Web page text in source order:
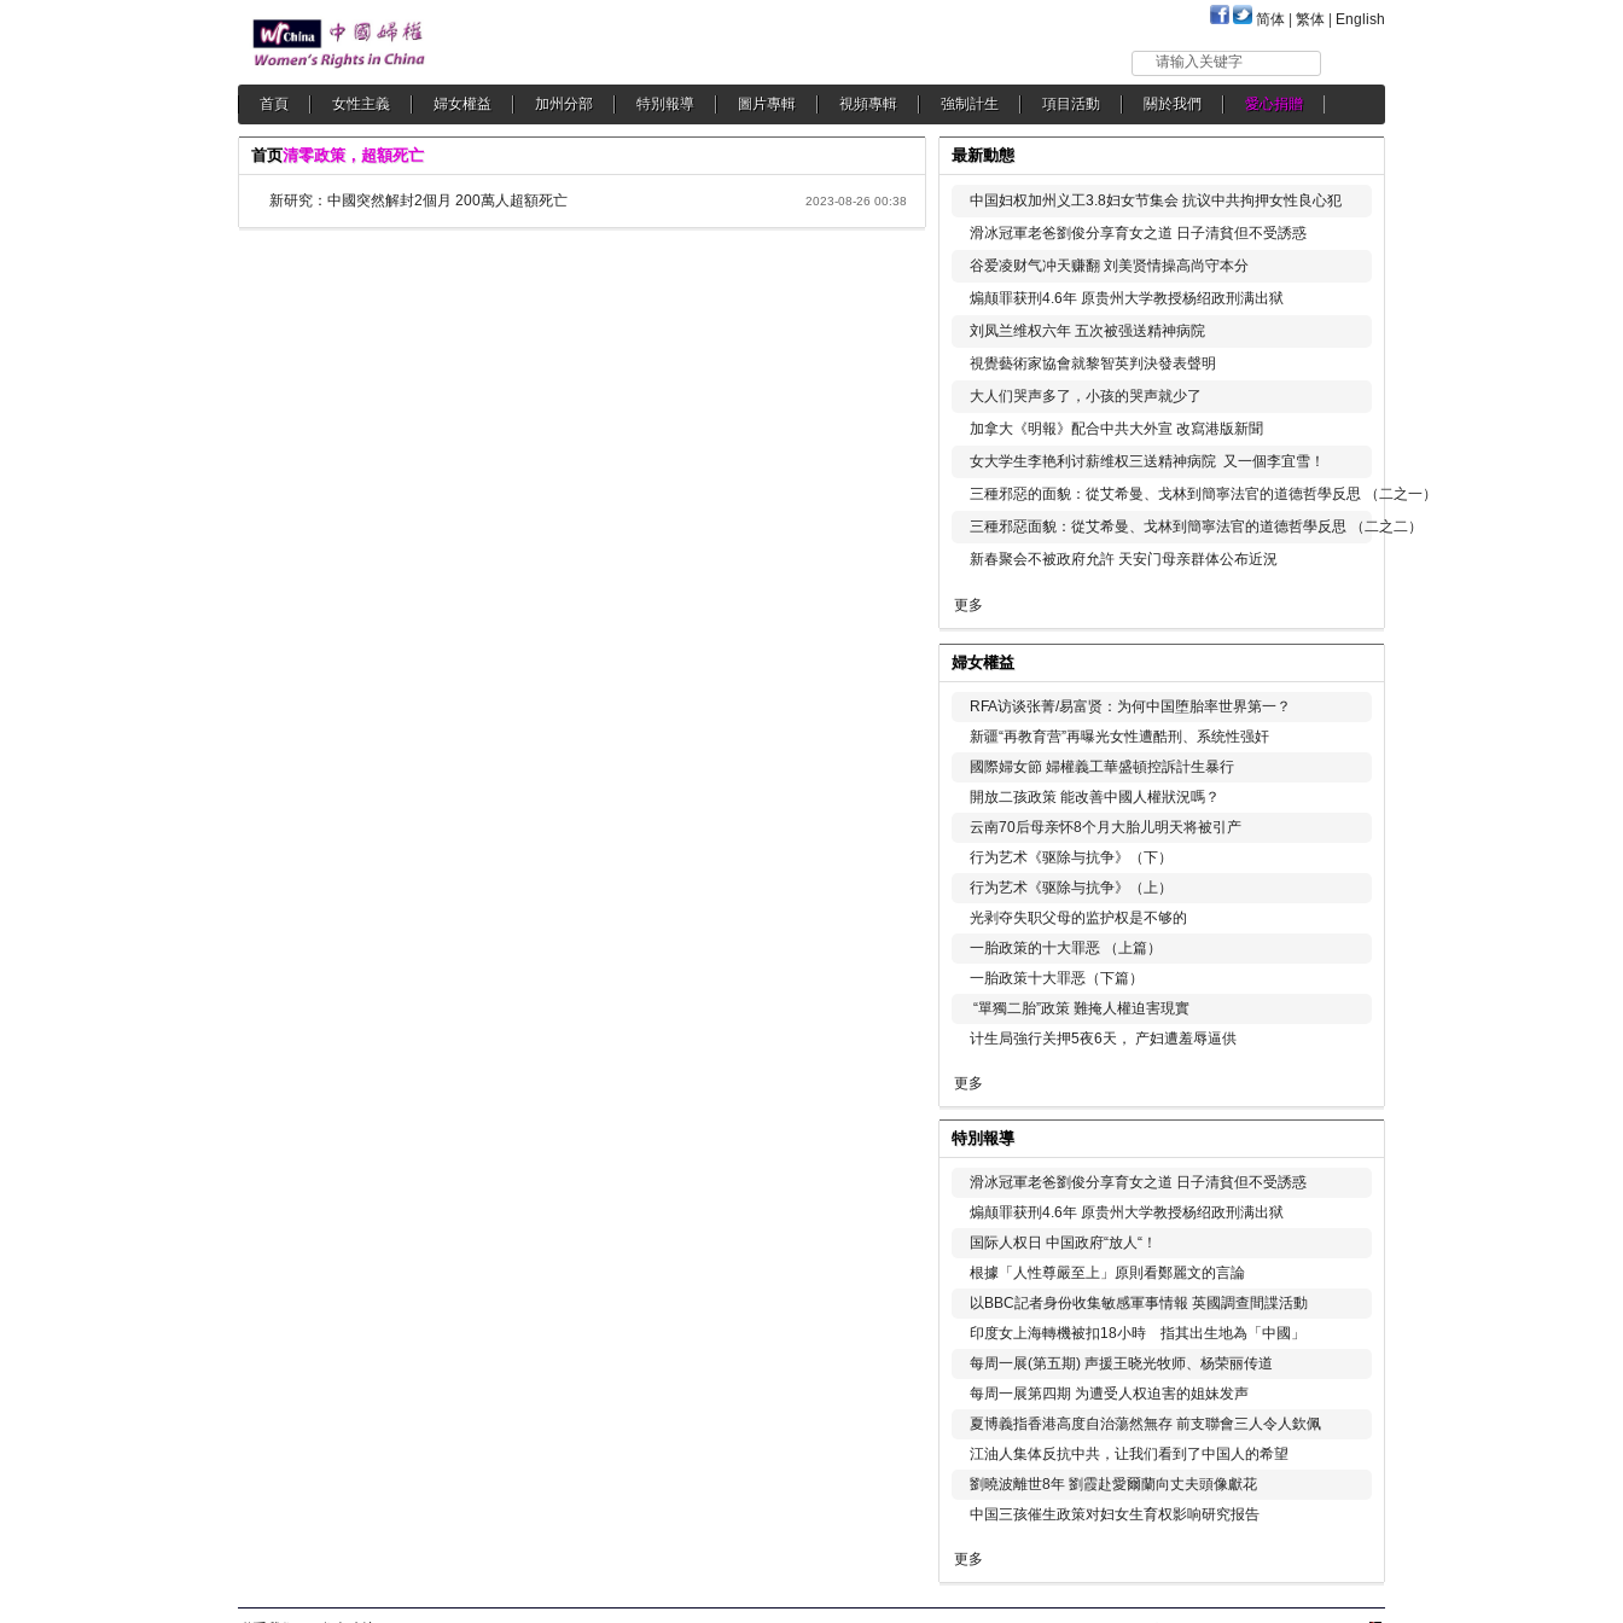
简体 繁体 English
请输入关键字
首頁 女性主義 婦女權益 加州分部 特別報導 圖片專輯 視頻專輯 強制計生 項目活動 關於我們 愛心捐贈
首页清零政策，超額死亡
新研究：中國突然解封2個月 200萬人超額死亡 2023-08-26 00:38
最新動態
中国妇权加州义工3.8妇女节集会 抗议中共拘押女性良心犯
滑冰冠軍老爸劉俊分享育女之道 日子清貧但不受誘惑
谷爱凌财气冲天赚翻 刘美贤情操高尚守本分
煽颠罪获刑4.6年 原贵州大学教授杨绍政刑满出狱
刘凤兰维权六年 五次被强送精神病院
視覺藝術家協會就黎智英判決發表聲明
大人们哭声多了，小孩的哭声就少了
加拿大《明報》配合中共大外宣 改寫港版新聞
女大学生李艳利讨薪维权三送精神病院 又一個李宜雪！
三種邪惡的面貌：從艾希曼、戈林到簡寧法官的道德哲學反思 （二之一）
三種邪惡面貌：從艾希曼、戈林到簡寧法官的道德哲學反思 （二之二）
新春聚会不被政府允許 天安门母亲群体公布近況
更多
婦女權益
RFA访谈张菁/易富贤：为何中国堕胎率世界第一？
新疆“再教育营”再曝光女性遭酷刑、系统性强奸
國際婦女節 婦權義工華盛頓控訴計生暴行
開放二孩政策 能改善中國人權狀況嗎？
云南70后母亲怀8个月大胎儿明天将被引产
行为艺术《驱除与抗争》（下）
行为艺术《驱除与抗争》（上）
光剥夺失职父母的监护权是不够的
一胎政策的十大罪恶 （上篇）
一胎政策十大罪恶（下篇）
“單獨二胎”政策 難掩人權迫害現實
计生局強行关押5夜6天， 产妇遭羞辱逼供
更多
特別報導
滑冰冠軍老爸劉俊分享育女之道 日子清貧但不受誘惑
煽颠罪获刑4.6年 原贵州大学教授杨绍政刑满出狱
国际人权日 中国政府“放人“！
根據「人性尊嚴至上」原則看鄭麗文的言論
以BBC記者身份收集敏感軍事情報 英國調查間諜活動
印度女上海轉機被扣18小時 指其出生地為「中國」
每周一展(第五期) 声援王晓光牧师、杨荣丽传道
每周一展第四期 为遭受人权迫害的姐妹发声
夏博義指香港高度自治蕩然無存 前支聯會三人令人欽佩
江油人集体反抗中共，让我们看到了中国人的希望
劉曉波離世8年 劉霞赴愛爾蘭向丈夫頭像獻花
中国三孩催生政策对妇女生育权影响研究报告
更多